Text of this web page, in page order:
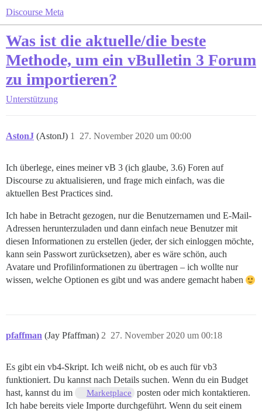
Discourse Meta
Was ist die aktuelle/die beste
Methode, um ein vBulletin 3 Forum
zu importieren?
Unterstützung
AstonJ (AstonJ) 27. November 2020 um 00:00
1
Ich überlege, eines meiner vB 3 (ich glaube, 3.6) Foren auf
Discourse zu aktualisieren, und frage mich einfach, was die
aktuellen Best Practices sind.
Ich habe in Betracht gezogen, nur die Benutzernamen und E-Mail-
Adressen herunterzuladen und dann einfach neue Benutzer mit
diesen Informationen zu erstellen (jeder, der sich einloggen möchte,
kann sein Passwort zurücksetzen), aber es wäre schön, auch
Avatare und Profilinformationen zu übertragen – ich wollte nur
wissen, welche Optionen es gibt und was andere gemacht haben
pfaffman (Jay Pfaffman) 27. November 2020 um 00:18
2
Es gibt ein vb4-Skript. Ich weiß nicht, ob es auch für vb3
funktioniert. Du kannst nach Details suchen. Wenn du ein Budget
hast, kannst du im
Marketplace
posten oder mich kontaktieren.
Ich habe bereits viele Importe durchgeführt. Wenn du seit einem